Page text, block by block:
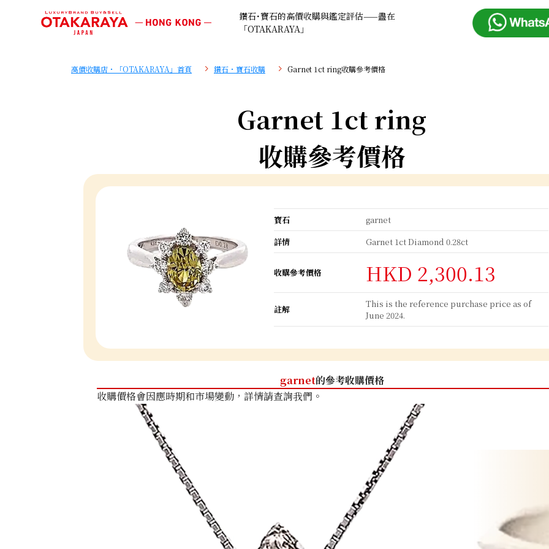
鑽石･寶石的高價收購與鑑定評估——盡在
「OTAKARAYA」
高價收購店・「OTAKARAYA」首頁 鑽石・寶石收購 Garnet 1ct ring收購參考價格
Garnet 1ct ring
收購參考價格
寶石
garnet
詳情
Garnet 1ct Diamond 0.28ct
收購參考價格 HKD 2,300.13
註解
This is the reference purchase price as of
June 2024.
garnet的參考收購價格
收購價格會因應時期和市場變動，詳情請查詢我們。